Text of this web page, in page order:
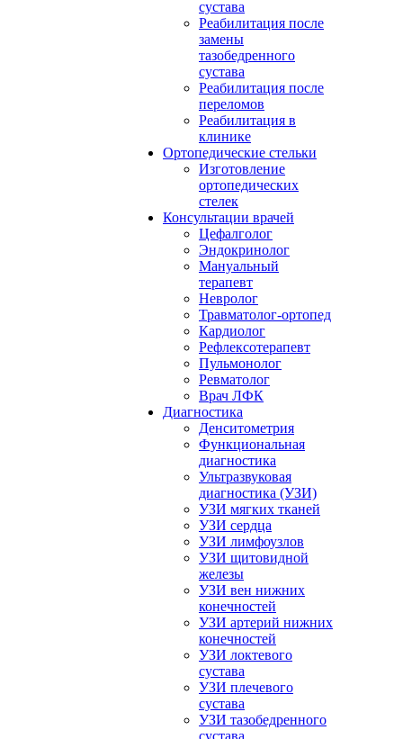
сустава
Реабилитация после
замены
тазобедренного
сустава
Реабилитация после
переломов
Реабилитация в
клинике
Ортопедические стельки
Изготовление
ортопедических
стелек
Консультации врачей
Цефалголог
Эндокринолог
Мануальный
терапевт
Невролог
Травматолог-ортопед
Кардиолог
Рефлексотерапевт
Пульмонолог
Ревматолог
Врач ЛФК
Диагностика
Денситометрия
Функциональная
диагностика
Ультразвуковая
диагностика (УЗИ)
УЗИ мягких тканей
УЗИ сердца
УЗИ лимфоузлов
УЗИ щитовидной
железы
УЗИ вен нижних
конечностей
УЗИ артерий нижних
конечностей
УЗИ локтевого
сустава
УЗИ плечевого
сустава
УЗИ тазобедренного
сустава